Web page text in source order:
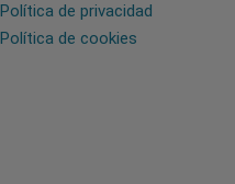
Política de privacidad
Política de cookies